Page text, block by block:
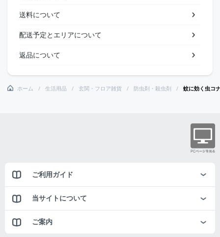
送料について
配送予定とエリアについて
返品について
ホーム 生活用品 玄関・フロア雑貨 防虫剤・殺虫剤 蚊に効く虫コ
ご利用ガイド
当サイトについて
ご案内